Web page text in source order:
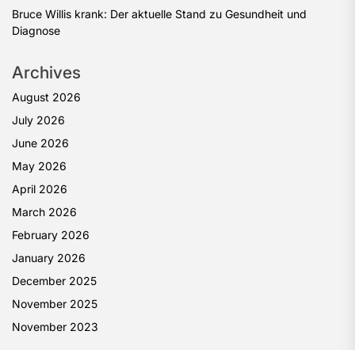
Bruce Willis krank: Der aktuelle Stand zu Gesundheit und
Diagnose
Archives
August 2026
July 2026
June 2026
May 2026
April 2026
March 2026
February 2026
January 2026
December 2025
November 2025
November 2023